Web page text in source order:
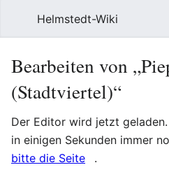
Helmstedt-Wiki
Bearbeiten von
(Stadtviertel)“
Der Editor wird jetzt
in einigen Sekunden immer
bitte die Seite
.